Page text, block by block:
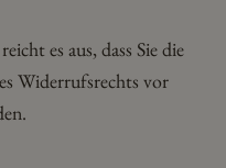
es aus, dass Sie die
Widerrufsrechts vor